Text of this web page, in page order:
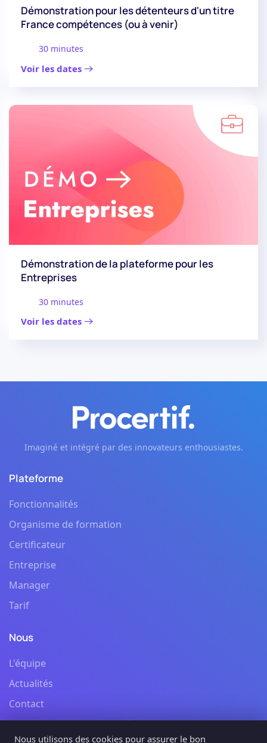
Démonstration pour les détenteurs d'un titre
France compétences (ou à venir)
30 minutes
Voir les dates
Démonstration de la plateforme pour les
Entreprises
30 minutes
Voir les dates
Imaginé et intégré par des innovateurs enthousiastes.
Plateforme
Fonctionnalités
Organisme de formation
Certificateur
Entreprise
Manager
Tarif
Nous
L'équipe
Actualités
Contact
Politique de confidentialité
Nous utilisons des cookies pour assurer le bon